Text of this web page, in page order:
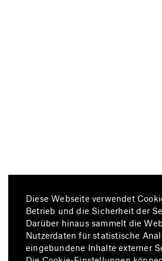
Diese Webseite verwendet
Betrieb und die Sicherheit der
Darüber hinaus sammelt die
Nutzerdaten für statistische
eingebundene Inhalte externer